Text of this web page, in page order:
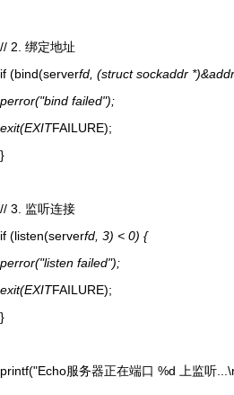
// 2. 绑定地址
if (bind(serverfd, (struct sockaddr
perror("bind failed");
exit(EXITFAILURE);
}
// 3. 监听连接
if (listen(serverfd, 3) < 0) {
perror("listen failed");
exit(EXITFAILURE);
}
printf("Echo服务器正在端口 %d 上监听